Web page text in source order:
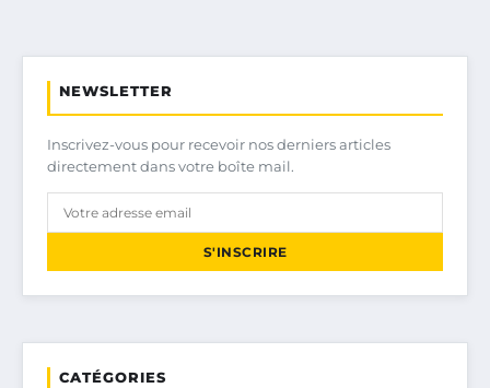
NEWSLETTER
Inscrivez-vous pour recevoir nos derniers articles
directement dans votre boîte mail.
S'INSCRIRE
CATÉGORIES